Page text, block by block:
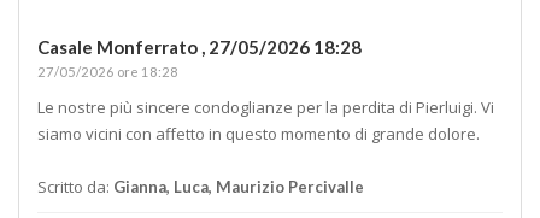
Casale Monferrato , 27/05/2026 18:28
27/05/2026 ore 18:28
Le nostre più sincere condoglianze per la perdita di Pierluigi. Vi
siamo vicini con affetto in questo momento di grande dolore.
Scritto da: Gianna, Luca, Maurizio Percivalle